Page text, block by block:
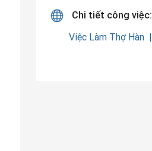
Chi tiết công việc:
Việc Làm Thợ Hàn